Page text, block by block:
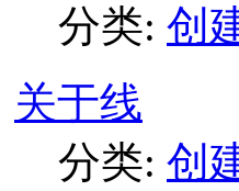
分类: 创
关于线
分类: 创